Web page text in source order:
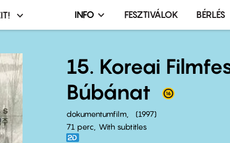
Infó,
terembérlés
menü
INFO FESZTIVÁLOK BÉRLÉS
15. Koreai
Búbánat
dokumentumfilm
1997
71 perc,
With subtitles